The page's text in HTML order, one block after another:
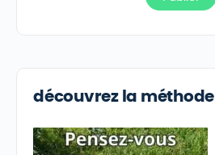
découvrez la méthode